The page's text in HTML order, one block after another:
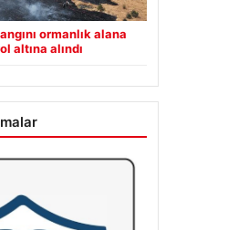
ormanlık alana
altına alındı